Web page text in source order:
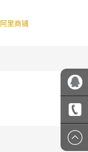
阿里商铺
吉顺客